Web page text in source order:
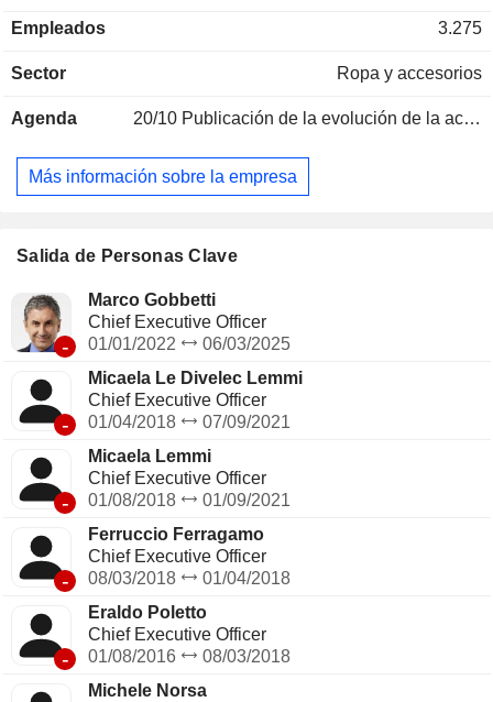
marca Salvatore Ferragamo y bajo licencia de la marca
principalmente a través de tiendas de marca de la red,
grandes almacenes y tiendas especializadas multimarca.
concesión de licencias de la marca Ferragamo, servicios de
alquiler, gestión de propiedades y consultoría técnica con el
Sur.
Empleados 3.275
Sector Ropa y accesorios
Agenda 20/10 Publicación de la evolución de la actividad - Q3 2026
Más información sobre la empresa
Salida de Personas Clave
-
Marco Gobbetti
Chief Executive Officer
01/01/2022
06/03/2025
-
Micaela Le Divelec Lemmi
Chief Executive Officer
01/04/2018
07/09/2021
-
Micaela Lemmi
Chief Executive Officer
01/08/2018
01/09/2021
-
Ferruccio Ferragamo
Chief Executive Officer
08/03/2018
01/04/2018
-
Eraldo Poletto
Chief Executive Officer
01/08/2016
08/03/2018
Michele Norsa